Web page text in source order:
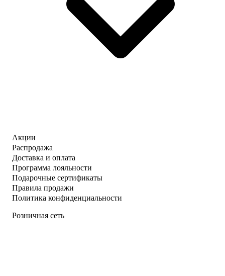
Акции
Распродажа
Доставка и оплата
Программа лояльности
Подарочные сертификаты
Правила продажи
Политика конфиденциальности
Розничная сеть